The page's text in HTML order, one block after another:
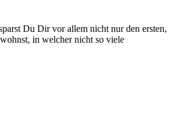
Du Dir vor allem nicht nur den ersten,
in welcher nicht so viele